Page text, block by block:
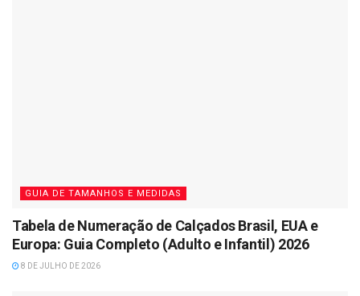
GUIA DE TAMANHOS E MEDIDAS
Tabela de Numeração de Calçados Brasil, EUA e
Europa: Guia Completo (Adulto e Infantil) 2026
8 DE JULHO DE 2026